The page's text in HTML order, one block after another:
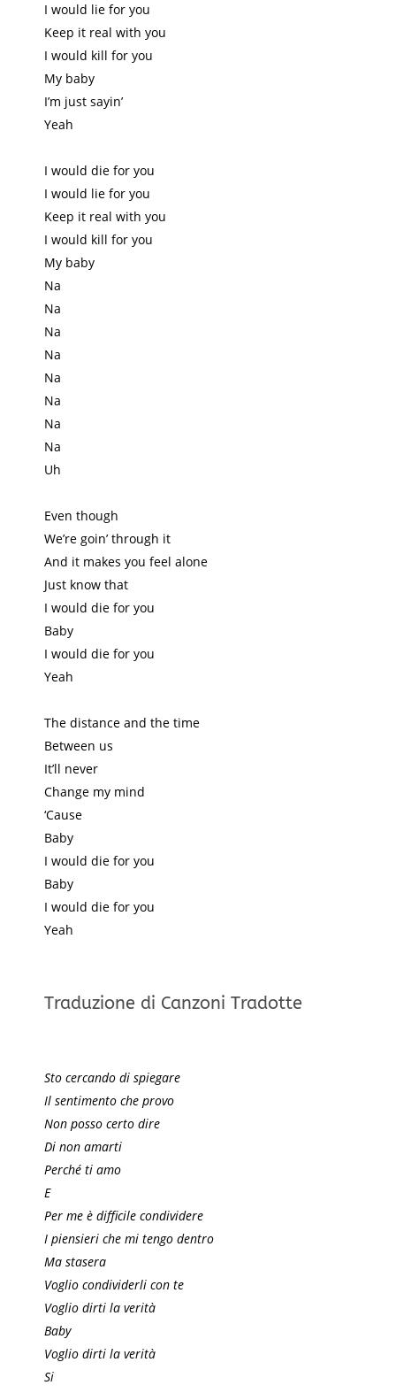
I would lie for you
Keep it real with you
I would kill for you
My baby
I’m just sayin’
Yeah
I would die for you
I would lie for you
Keep it real with you
I would kill for you
My baby
Na
Na
Na
Na
Na
Na
Na
Na
Uh
Even though
We’re goin’ through it
And it makes you feel alone
Just know that
I would die for you
Baby
I would die for you
Yeah
The distance and the time
Between us
It’ll never
Change my mind
‘Cause
Baby
I would die for you
Baby
I would die for you
Yeah
Traduzione di Canzoni Tradotte
Sto cercando di spiegare
Il sentimento che provo
Non posso certo dire
Di non amarti
Perché ti amo
E
Per me è difficile condividere
I piensieri che mi tengo dentro
Ma stasera
Voglio condividerli con te
Voglio dirti la verità
Baby
Voglio dirti la verità
Si